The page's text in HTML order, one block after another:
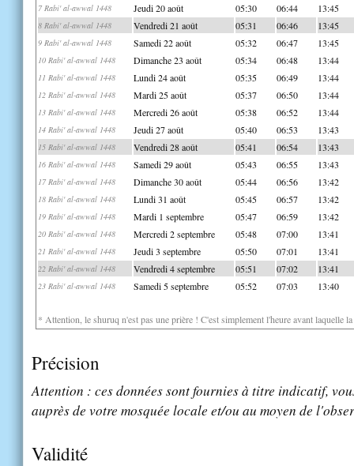
7 Rabi' al-awwal 1448 Jeudi 20 août 05:30 06:44 13:45
8 Rabi' al-awwal 1448 Vendredi 21 août 05:31 06:46 13:45
9 Rabi' al-awwal 1448 Samedi 22 août 05:32 06:47 13:45
10 Rabi' al-awwal 1448 Dimanche 23 août 05:34 06:48 13:44
11 Rabi' al-awwal 1448 Lundi 24 août 05:35 06:49 13:44
12 Rabi' al-awwal 1448 Mardi 25 août 05:37 06:50 13:44
13 Rabi' al-awwal 1448 Mercredi 26 août 05:38 06:52 13:44
14 Rabi' al-awwal 1448 Jeudi 27 août 05:40 06:53 13:43
15 Rabi' al-awwal 1448 Vendredi 28 août 05:41 06:54 13:43
16 Rabi' al-awwal 1448 Samedi 29 août 05:43 06:55 13:43
17 Rabi' al-awwal 1448 Dimanche 30 août 05:44 06:56 13:42
18 Rabi' al-awwal 1448 Lundi 31 août 05:45 06:57 13:42
19 Rabi' al-awwal 1448 Mardi 1 septembre 05:47 06:59 13:42
20 Rabi' al-awwal 1448 Mercredi 2 septembre 05:48 07:00 13:41
21 Rabi' al-awwal 1448 Jeudi 3 septembre 05:50 07:01 13:41
22 Rabi' al-awwal 1448 Vendredi 4 septembre 05:51 07:02 13:41
23 Rabi' al-awwal 1448 Samedi 5 septembre 05:52 07:03 13:40
* Attention, le shuruq n'est pas une prière ! C'est simplement l'heure avant laquelle
Précision
Attention : ces données sont fournies à titre indicatif,
auprès de votre mosquée locale et/ou au moyen de
Validité